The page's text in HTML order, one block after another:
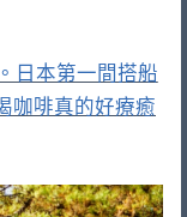
日本第一間搭船
咖啡真的好療癒